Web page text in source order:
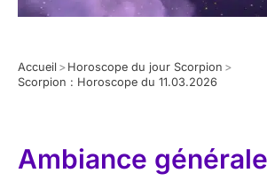
Accueil > Horoscope du jour Scorpion >
Scorpion : Horoscope du 11.03.2026
Ambiance